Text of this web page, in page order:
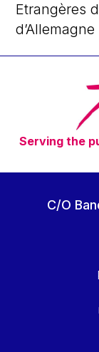
Etrangères
d’Allemagne
Serving the
C/O